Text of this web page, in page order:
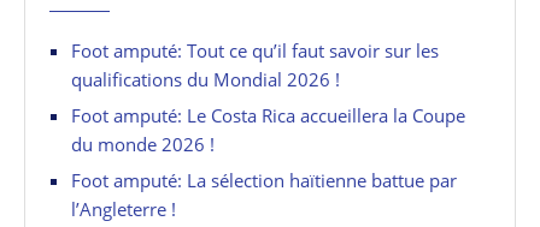
Foot amputé: Tout ce qu’il faut savoir sur les
qualifications du Mondial 2026 !
Foot amputé: Le Costa Rica accueillera la Coupe
du monde 2026 !
Foot amputé: La sélection haïtienne battue par
l’Angleterre !